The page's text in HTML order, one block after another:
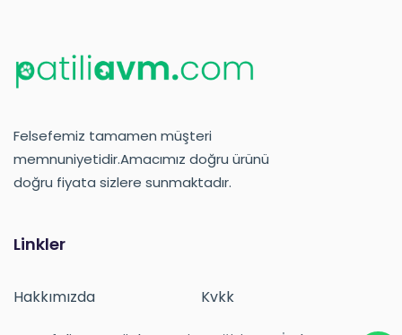
Felsefemiz tamamen müşteri
memnuniyetidir.Amacımız doğru ürünü
doğru fiyata sizlere sunmaktadır.
Linkler
Hakkımızda Kvkk